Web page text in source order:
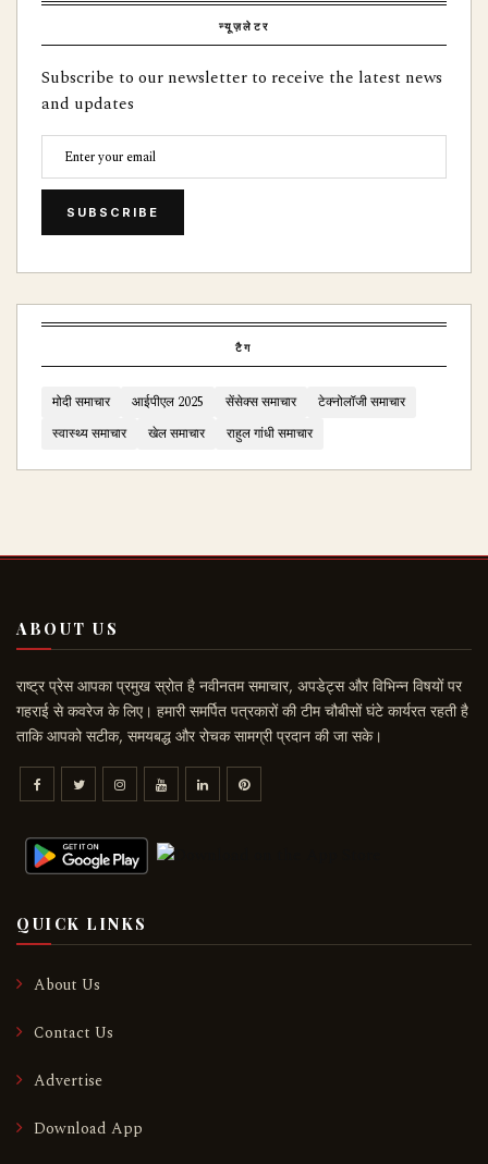
न्यूज़लेटर
Subscribe to our newsletter to receive the latest news
and updates
SUBSCRIBE
टैग
मोदी समाचार आईपीएल 2025 सेंसेक्स समाचार
टेक्नोलॉजी समाचार
स्वास्थ्य समाचार
खेल समाचार राहुल गांधी समाचार
ABOUT US
राष्ट्र प्रेस आपका प्रमुख स्रोत है नवीनतम समाचार, अपडेट्स और विभिन्न विषयों पर
गहराई से कवरेज के लिए। हमारी समर्पित पत्रकारों की टीम चौबीसों घंटे कार्यरत रहती है
ताकि आपको सटीक, समयबद्ध और रोचक सामग्री प्रदान की जा सके।
QUICK LINKS
About Us
Contact Us
Advertise
Download App